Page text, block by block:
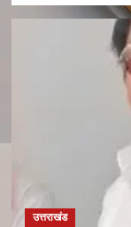
उत्तराखंड